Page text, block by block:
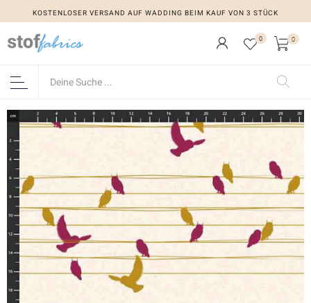
KOSTENLOSER VERSAND AUF WADDING BEIM KAUF VON 3 STÜCK
0 0